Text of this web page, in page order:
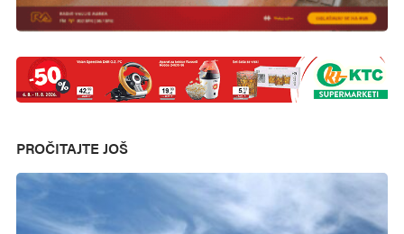
PROČITAJTE JOŠ